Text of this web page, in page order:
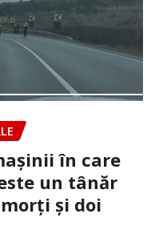
în care
un tânăr
morți și doi